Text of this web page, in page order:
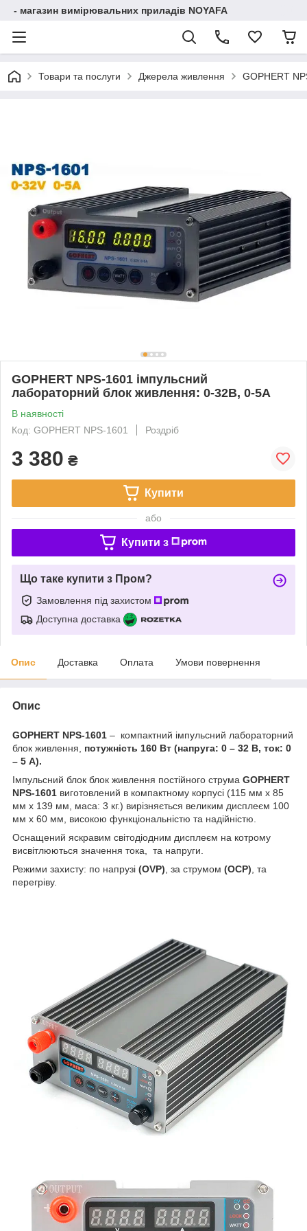
- магазин вимірювальних приладів NOYAFA
Товари та послуги Джерела живлення GOPHERT
GOPHERT NPS-1601 імпульсний
лабораторний блок живлення: 0-32В, 0-5А
В наявності
Код: GOPHERT NPS-1601
Роздріб
3 380 ₴
Купити
або
Купити з
Що таке купити з Пром?
Замовлення під захистом
Доступна доставка
Опис Доставка Оплата Умови повернення
Опис
GOPHERT NPS-1601 – компактний імпульсний лабораторний
блок живлення, потужність 160 Вт (напруга: 0 – 32 В, ток: 0
– 5 А).
Імпульсний блок блок живлення постійного струма GOPHERT
NPS-1601 виготовлений в компактному корпусі (115 мм х 85
мм х 139 мм, маса: 3 кг.) вирізняється великим дисплеєм 100
мм х 60 мм, високою функціональністю та надійністю.
Оснащений яскравим світодіодним дисплеєм на котрому
висвітлюються значення тока, та напруги.
Режими захисту: по напрузі (OVP) , за струмом (OСP) , та
перегріву.